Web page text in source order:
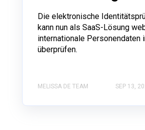
Die elektronische
kann nun als SaaS-Lösung
internationale Personendaten
überprüfen.
MELISSA DE TEAM SEP 13,